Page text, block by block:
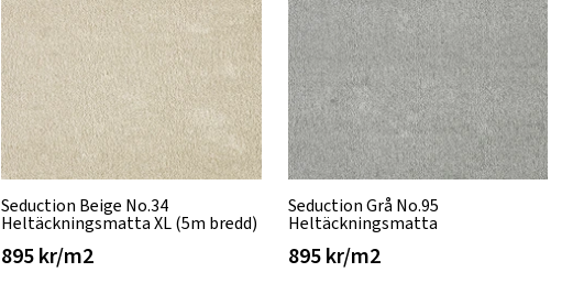
Seduction Beige No.34
Heltäckningsmatta XL (5m bredd)
895 kr/m2
Seduction Grå No.95
Heltäckningsmatta
895 kr/m2